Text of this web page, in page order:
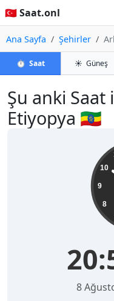
🇹🇷 Saat.onl
Ana Sayfa Şehirler
⏱️ Saat ☀️ Güneş
Şu anki
Etiyopya 🇪🇹
8
9
10
8